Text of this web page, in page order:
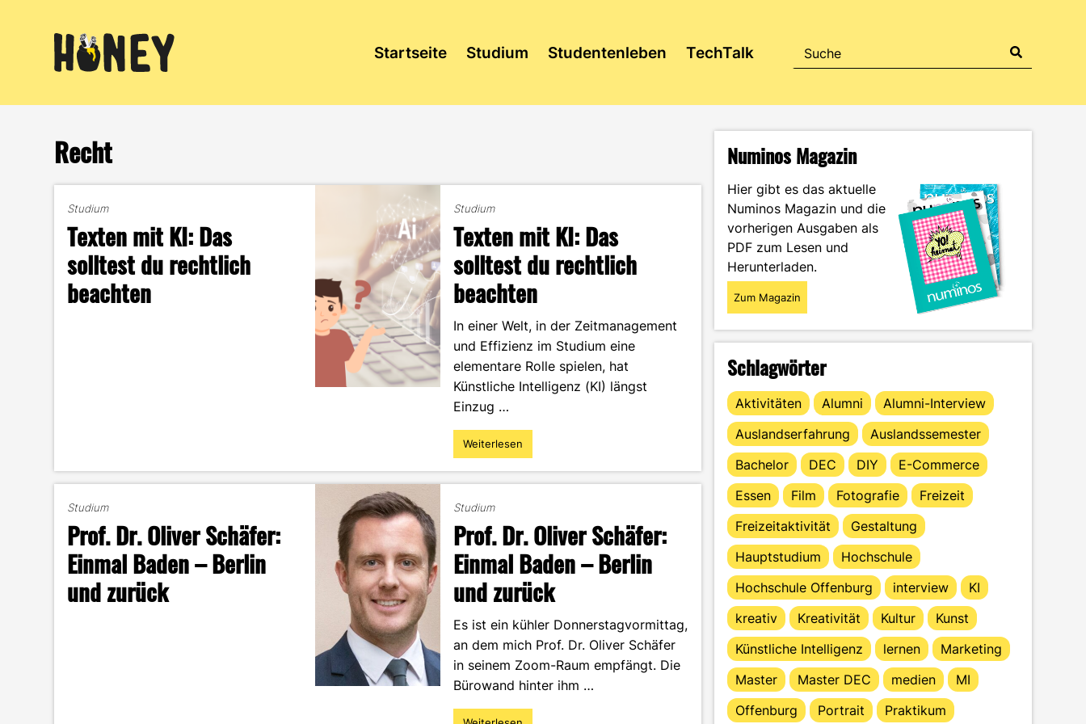
Startseite Studium Studentenleben TechTalk
Recht
Studium
Texten mit KI: Das
solltest du rechtlich
beachten
Studium
Texten mit KI: Das
solltest du rechtlich
beachten
In einer Welt, in der Zeitmanagement
und Effizienz im Studium eine
elementare Rolle spielen, hat
Künstliche Intelligenz (KI) längst
Einzug …
"Texten
mit
solltest
du
rechtlich
beachten"
Weiterlesen
Studium
Prof. Dr. Oliver Schäfer:
Einmal Baden – Berlin
und zurück
Studium
Prof. Dr. Oliver Schäfer:
Einmal Baden – Berlin
und zurück
Es ist ein kühler Donnerstagvormittag,
an dem mich Prof. Dr. Oliver Schäfer
in seinem Zoom-Raum empfängt. Die
Bürowand hinter ihm …
Numinos Magazin
Hier gibt es das aktuelle
Numinos Magazin und die
vorherigen Ausgaben als
PDF zum Lesen und
Herunterladen.
Zum Magazin
Schlagwörter
Aktivitäten Alumni
Alumni-Interview
Auslandserfahrung
Auslandssemester
Bachelor
DEC DIY
E-Commerce
Essen
Film Fotografie
Freizeit
Freizeitaktivität
Gestaltung
Hauptstudium
Hochschule
Hochschule Offenburg
interview
KI
kreativ
Kreativität Kultur
Kunst
Künstliche Intelligenz
lernen
Marketing
Master
Master DEC medien
MI
Offenburg
Portrait
Praktikum